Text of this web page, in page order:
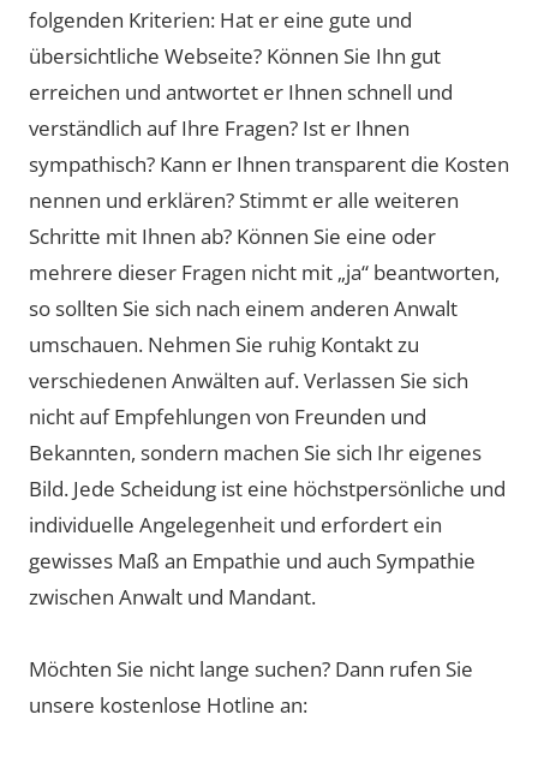
folgenden Kriterien: Hat er eine gute und
übersichtliche Webseite? Können Sie Ihn gut
erreichen und antwortet er Ihnen schnell und
verständlich auf Ihre Fragen? Ist er Ihnen
sympathisch? Kann er Ihnen transparent die Kosten
nennen und erklären? Stimmt er alle weiteren
Schritte mit Ihnen ab? Können Sie eine oder
mehrere dieser Fragen nicht mit „ja“ beantworten,
so sollten Sie sich nach einem anderen Anwalt
umschauen. Nehmen Sie ruhig Kontakt zu
verschiedenen Anwälten auf. Verlassen Sie sich
nicht auf Empfehlungen von Freunden und
Bekannten, sondern machen Sie sich Ihr eigenes
Bild. Jede Scheidung ist eine höchstpersönliche und
individuelle Angelegenheit und erfordert ein
gewisses Maß an Empathie und auch Sympathie
zwischen Anwalt und Mandant.
Möchten Sie nicht lange suchen? Dann rufen Sie
unsere kostenlose Hotline an: